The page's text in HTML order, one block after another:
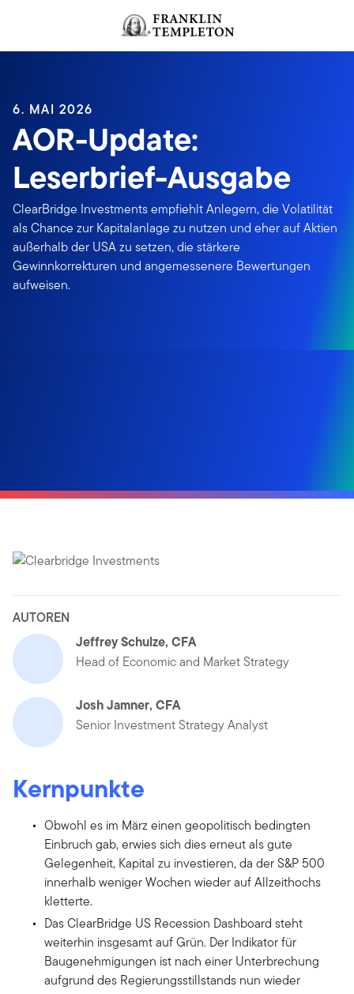
Header menu toggle
6. MAI 2026
AOR-Update:
Leserbrief-Ausgabe
ClearBridge Investments empfiehlt Anlegern, die Volatilität
als Chance zur Kapitalanlage zu nutzen und eher auf Aktien
außerhalb der USA zu setzen, die stärkere
Gewinnkorrekturen und angemessenere Bewertungen
aufweisen.
AUTOREN
Jeffrey Schulze, CFA
Head of Economic and Market Strategy
Josh Jamner, CFA
Senior Investment Strategy Analyst
Kernpunkte
Obwohl es im März einen geopolitisch bedingten
Einbruch gab, erwies sich dies erneut als gute
Gelegenheit, Kapital zu investieren, da der S&P 500
innerhalb weniger Wochen wieder auf Allzeithochs
kletterte.
Das ClearBridge US Recession Dashboard steht
weiterhin insgesamt auf Grün. Der Indikator für
Baugenehmigungen ist nach einer Unterbrechung
aufgrund des Regierungsstillstands nun wieder